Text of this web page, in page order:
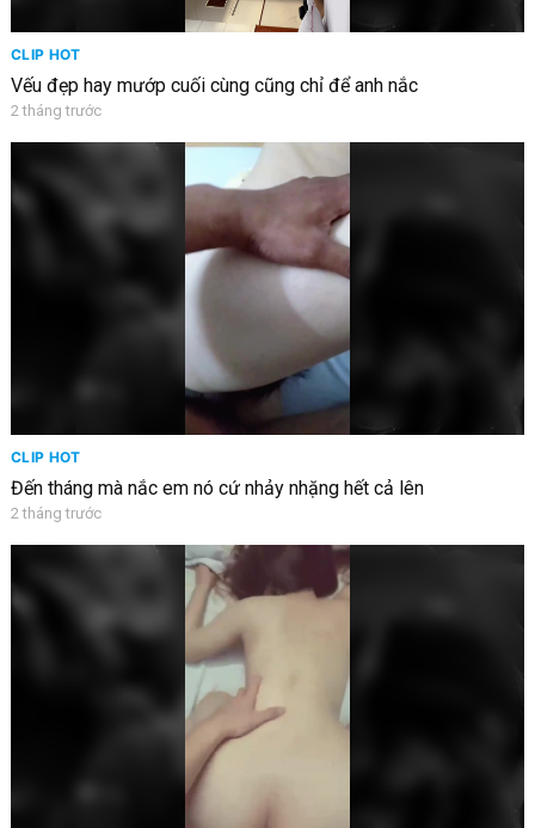
CLIP HOT
Vếu đẹp hay mướp cuối cùng cũng chỉ để anh nắc
2 tháng trước
CLIP HOT
Đến tháng mà nắc em nó cứ nhảy nhặng hết cả lên
2 tháng trước